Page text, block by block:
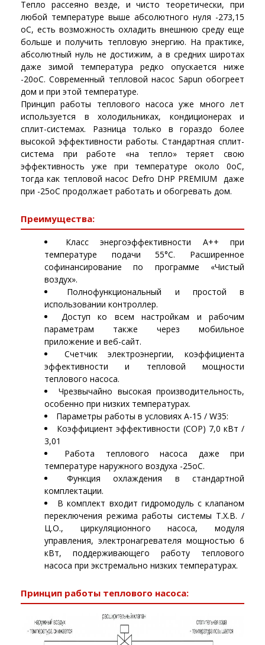
Тепло рассеяно везде, и чисто теоретически, при
любой температуре выше абсолютного нуля -273,15
оС, есть возможность охладить внешнюю среду еще
больше и получить тепловую энергию. На практике,
абсолютный нуль не достижим, а в средних широтах
даже зимой температура редко опускается ниже
-20оС. Современный тепловой насос Sapun обогреет
дом и при этой температуре.
Принцип работы теплового насоса уже много лет
используется в холодильниках, кондиционерах и
сплит-системах. Разница только в гораздо более
высокой эффективности работы. Стандартная сплит-
система при работе «на тепло» теряет свою
эффективность уже при температуре около 0оС,
тогда как тепловой насос Defro DHP PREMIUM даже
при -25оС продолжает работать и обогревать дом.
Преимущества:
Класс энергоэффективности A++ при
температуре подачи 55°C. Расширенное
софинансирование по программе «Чистый
воздух».
Полнофункциональный и простой в
использовании контроллер.
Доступ ко всем настройкам и рабочим
параметрам также через мобильное
приложение и веб-сайт.
Счетчик электроэнергии, коэффициента
эффективности и тепловой мощности
теплового насоса.
Чрезвычайно высокая производительность,
особенно при низких температурах.
Параметры работы в условиях A-15 / W35:
Коэффициент эффективности (COP) 7,0 кВт /
3,01
Работа теплового насоса даже при
температуре наружного воздуха -25oC.
Функция охлаждения в стандартной
комплектации.
В комплект входит гидромодуль с клапаном
переключения режима работы системы Т.Х.В. /
Ц.О., циркуляционного насоса, модуля
управления, электронагревателя мощностью 6
кВт, поддерживающего работу теплового
насоса при экстремально низких температурах.
Принцип работы теплового насоса: